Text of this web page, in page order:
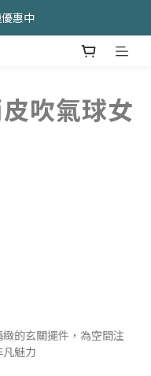
只要$1488
惠中
吹氣球女
的玄關擺件，為空間注
魅力